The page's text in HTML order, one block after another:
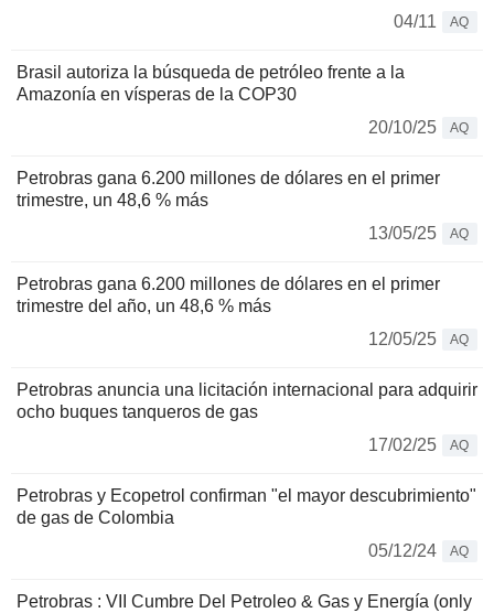
04/11
AQ
Brasil autoriza la búsqueda de petróleo frente a la
Amazonía en vísperas de la COP30
20/10/25
AQ
Petrobras gana 6.200 millones de dólares en el primer
trimestre, un 48,6 % más
13/05/25
AQ
Petrobras gana 6.200 millones de dólares en el primer
trimestre del año, un 48,6 % más
12/05/25
AQ
Petrobras anuncia una licitación internacional para adquirir
ocho buques tanqueros de gas
17/02/25
AQ
Petrobras y Ecopetrol confirman "el mayor descubrimiento"
de gas de Colombia
05/12/24
AQ
Petrobras : VII Cumbre Del Petroleo & Gas y Energía (only